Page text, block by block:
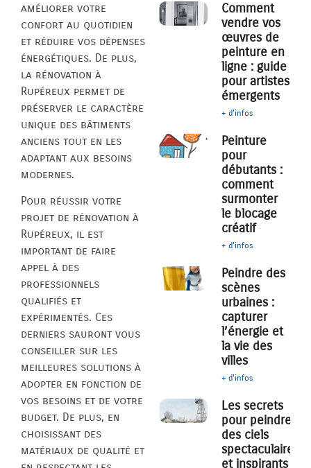
améliorer votre
confort au quotidien
et réduire vos dépenses
énergétiques. De plus,
la rénovation à
Rupéreux permet de
préserver le caractère
unique des bâtiments
anciens tout en les
adaptant aux besoins
modernes.
Pour réussir votre
projet de rénovation à
Rupéreux, il est
important de faire
appel à des
professionnels
qualifiés et
expérimentés. Ces
derniers sauront vous
conseiller sur les
meilleures solutions à
adopter en fonction de
vos besoins et de votre
budget. De plus, en
choisissant des
matériaux de qualité et
Comment
vendre vos
œuvres de
peinture en
ligne : guide
pour artistes
émergents
+ d'infos
Peinture
pour
débutants :
comment
surmonter
le blocage
créatif
+ d'infos
Peindre des
scènes
urbaines :
capturer
l’énergie et
la vie des
villes
+ d'infos
Les secrets
pour peindre
des ciels
spectaculaires
et inspirants